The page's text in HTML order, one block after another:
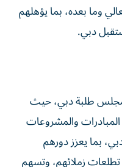
وما بعده، بما يؤهلهم
دبي.
مجلس طلبة دبي، حيث
والمشروعات
بما يعزز دورهم
زملائهم، وتسهم